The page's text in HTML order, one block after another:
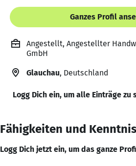
Ganzes Profil
Angestellt, Angestellter
GmbH
Glauchau, Deutschland
Logg Dich ein, um alle Einträge zu
Fähigkeiten und
Logg Dich jetzt ein, um das ganze